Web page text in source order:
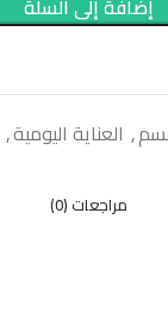
, العناية اليومية,
مراجعات (0)